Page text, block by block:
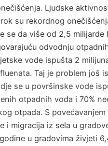
Ljudske
su rekordnog
se da više od 2,5 milijarde
odvodnju
vode ispušta 2
Taj je problem još
se u površinske vode
otpadnih voda i 70%
otpada. S
i migracija iz sela u
u gradovima živjeti